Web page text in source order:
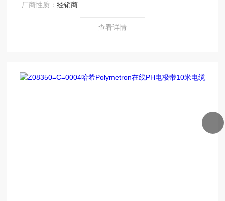
水平和上下倒置。
厂商性质：经销商
查看详情